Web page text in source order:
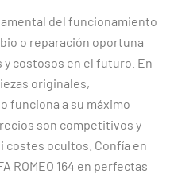
del funcionamiento
o reparación oportuna
costosos en el futuro. En
originales,
funciona a su máximo
son competitivos y
ocultos. Confía en
ROMEO 164 en perfectas